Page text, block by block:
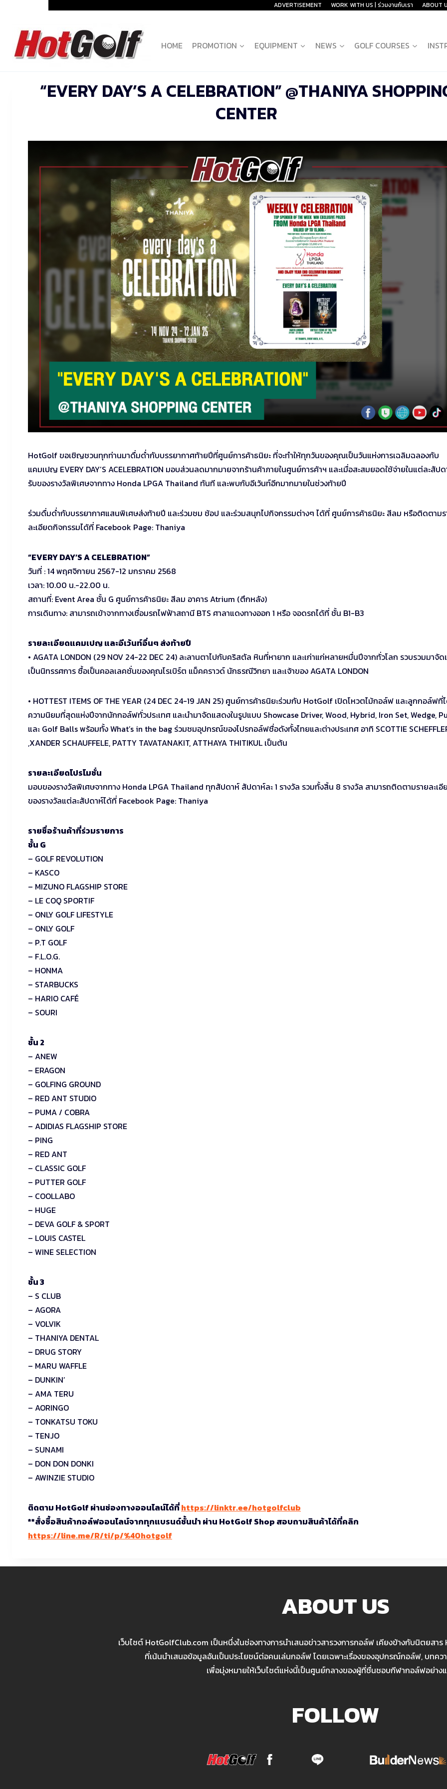
content
ADVERTISEMENT WORK WITH US | ร่วมงานกับเรา ABOUT
HOME PROMOTION EQUIPMENT NEWS GOLF COURSES
“EVERY DAY’S A CELEBRATION” @THANIYA
CENTER
HotGolf ขอเชิญชวนทุกท่านมาดื่มด่ำกับบรรยากาศท้ายปีที่ศูนย์การค้าธนิยะ ที่จะทำให้ทุกวันของคุณเป็นวันแห่งการเฉลิมฉลองกับ
แคมเปญ EVERY DAY’S ACELEBRATION มอบส่วนลดมากมายจากร้านค้าภายในศูนย์การค้าฯ และเมื่อสะสมยอดใช้จ่ายในแต่ละสัป
รับของรางวัลพิเศษจากทาง Honda LPGA Thailand ทันที และพบกับอีเว้นท์อีกมากมายในช่วงท้ายปี
ร่วมดื่มด่ำกับบรรยากาศแสนพิเศษส่งท้ายปี และร่วมชม ช้อป และร่วมสนุกไปกิจกรรมต่างๆ ได้ที่ ศูนย์การค้าธนิยะ สีลม หรือติดตาม
ละเอียดกิจกรรมได้ที่ Facebook Page: Thaniya
“EVERY DAY’S A CELEBRATION”
วันที่ : 14 พฤศจิกายน 2567-12 มกราคม 2568
เวลา: 10.00 น.-22.00 น.
สถานที่: Event Area ชั้น G ศูนย์การค้าธนิยะ สีลม อาคาร Atrium (ตึกหลัง)
การเดินทาง: สามารถเข้าจากทางเชื่อมรถไฟฟ้าสถานี BTS ศาลาแดงทางออก 1 หรือ จอดรถได้ที่ ชั้น B1-B3
รายละเอียดแคมเปญ และอีเว้นท์อื่นๆ ส่งท้ายปี
• AGATA LONDON (29 NOV 24-22 DEC 24) ละลานตาไปกับคริสตัล หินที่หายาก และเก่าแก่หลายหมื่นปีจากทั่วโลก รวบรวมมาจั
เป็นนิทรรศการ ซื้อเป็นคอลเลคชั่นของคุณโรเบิร์ต แม็คคราวด์ นักธรณีวิทยา และเจ้าของ AGATA LONDON
• HOTTEST ITEMS OF THE YEAR (24 DEC 24-19 JAN 25) ศูนย์การค้าธนิยะร่วมกับ HotGolf เปิดโหวตไม้กอล์ฟ และลูกกอล์ฟที่
ความนิยมที่สุดแห่งปีจากนักกอล์ฟทั่วประเทศ และนำมาจัดแสดงในรูปแบบ Showcase Driver, Wood, Hybrid, Iron Set, Wedge,
และ Golf Balls พร้อมทั้ง What’s in the bag ร่วมชมอุปกรณ์ของโปรกอล์ฟชื่อดังทั้งไทยและต่างประเทศ อาทิ SCOTTIE
,XANDER SCHAUFFELE, PATTY TAVATANAKIT, ATTHAYA THITIKUL เป็นต้น
รายละเอียดโปรโมชั่น
มอบของรางวัลพิเศษจากทาง Honda LPGA Thailand ทุกสัปดาห์ สัปดาห์ละ 1 รางวัล รวมทั้งสิ้น 8 รางวัล สามารถติดตามรายละเอี
ของรางวัลแต่ละสัปดาห์ได้ที่ Facebook Page: Thaniya
รายชื่อร้านค้าที่ร่วมรายการ
ชั้น G
– GOLF REVOLUTION
– KASCO
– MIZUNO FLAGSHIP STORE
– LE COQ SPORTIF
– ONLY GOLF LIFESTYLE
– ONLY GOLF
– P.T GOLF
– F.L.O.G.
– HONMA
– STARBUCKS
– HARIO CAFÉ
– SOURI
ชั้น 2
– ANEW
– ERAGON
– GOLFING GROUND
– RED ANT STUDIO
– PUMA / COBRA
– ADIDIAS FLAGSHIP STORE
– PING
– RED ANT
– CLASSIC GOLF
– PUTTER GOLF
– COOLLABO
– HUGE
– DEVA GOLF & SPORT
– LOUIS CASTEL
– WINE SELECTION
ชั้น 3
– S CLUB
– AGORA
– VOLVIK
– THANIYA DENTAL
– DRUG STORY
– MARU WAFFLE
– DUNKIN’
– AMA TERU
– AORINGO
– TONKATSU TOKU
– TENJO
– SUNAMI
– DON DON DONKI
– AWINZIE STUDIO
ติดตาม HotGolf ผ่านช่องทางออนไลน์ได้ที่https://linktr.ee/hotgolfclub
**สั่งซื้อสินค้ากอล์ฟออนไลน์จากทุกแบรนด์ชั้นนำ ผ่าน HotGolf Shop สอบถามสินค้าได้ที่คลิก
https://line.me/R/ti/p/%40hotgolf
ABOUT US
เว็บไซต์ HotGolfClub.com เป็นหนึ่งในช่องทางการนำเสนอข่าวสารวงการกอล์ฟ เคียงข้างกับนิตยส
ที่เน้นนำเสนอข้อมูลอันเป็นประโยชน์ต่อคนเล่นกอล์ฟ โดยเฉพาะเรื่องของอุปกรณ์กอล์ฟ, บทคว
เพื่อมุ่งหมายให้เว็บไซต์แห่งนี้เป็นศูนย์กลางของผู้ที่ชื่นชอบกีฬากอล์ฟอย่าง
FOLLOW